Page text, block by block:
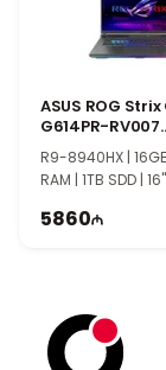
ASUS ROG Strix
G614PR-RV007
90NR0NJ7-
R9-8940HX |
RAM | 1TB SDD |
5860